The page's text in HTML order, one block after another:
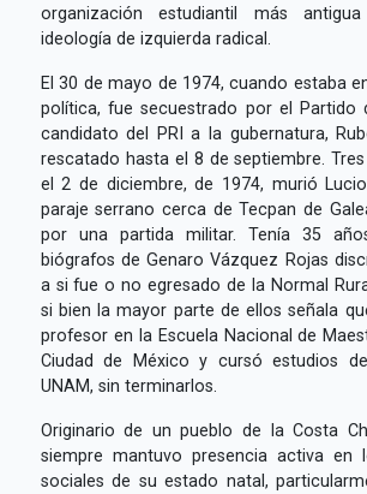
organización estudiantil más
ideología de izquierda radical.
El 30 de mayo de 1974, cuando estaba
política, fue secuestrado por el Partido
candidato del PRI a la gubernatura,
rescatado hasta el 8 de septiembre.
el 2 de diciembre, de 1974, murió
paraje serrano cerca de Tecpan de
por una partida militar. Tenía 35
biógrafos de Genaro Vázquez Rojas
a si fue o no egresado de la Normal
si bien la mayor parte de ellos señala
profesor en la Escuela Nacional de
Ciudad de México y cursó estudios
UNAM, sin terminarlos.
Originario de un pueblo de la Costa
siempre mantuvo presencia activa en
sociales de su estado natal,